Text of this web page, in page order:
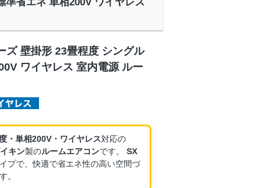
ズ 壁掛形 23畳程度 シングル
ワイヤレス 室内電源 ルー
・単相200V・ワイヤレス対応の
キン製のルームエアコンです。 SX
プで、快適で省エネ性の高い空間づ
。